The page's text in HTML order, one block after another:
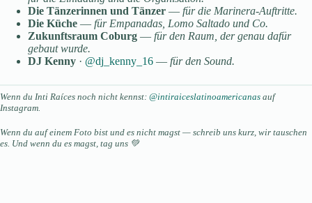
Die Tänzerinnen und Tänzer — für die Marinera-Auftritte.
Die Küche — für Empanadas, Lomo Saltado und Co.
Zukunftsraum Coburg — für den Raum, der genau dafür
gebaut wurde.
DJ Kenny · @dj_kenny_16 — für den Sound.
Wenn du Inti Raíces noch nicht kennst: @intiraiceslatinoamericanas auf
Instagram.
Wenn du auf einem Foto bist und es nicht magst — schreib uns kurz, wir tauschen
es. Und wenn du es magst, tag uns 💚